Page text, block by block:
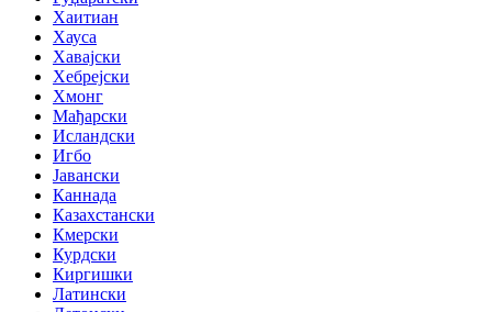
Хаитиан
Хауса
Хавајски
Хебрејски
Хмонг
Мађарски
Исландски
Игбо
Јавански
Каннада
Казахстански
Кмерски
Курдски
Киргишки
Латински